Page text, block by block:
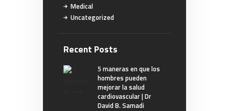
Medical
Uncategorized
Recent Posts
5 maneras en que los
hombres pueden
mejorar la salud
cardiovascular | Dr
David B. Samadi